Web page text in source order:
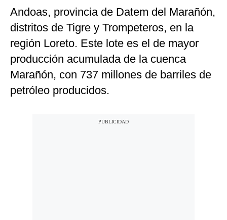
Andoas, provincia de Datem del Marañón,
distritos de Tigre y Trompeteros, en la
región Loreto. Este lote es el de mayor
producción acumulada de la cuenca
Marañón, con 737 millones de barriles de
petróleo producidos.